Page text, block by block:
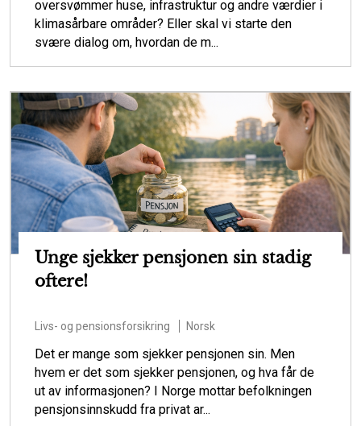
oversvømmer huse, infrastruktur og andre værdier i
klimasårbare områder? Eller skal vi starte den
svære dialog om, hvordan de m...
Unge sjekker pensjonen sin stadig
oftere!
Livs- og pensionsforsikring Norsk
Det er mange som sjekker pensjonen sin. Men
hvem er det som sjekker pensjonen, og hva får de
ut av informasjonen? I Norge mottar befolkningen
pensjonsinnskudd fra privat ar...